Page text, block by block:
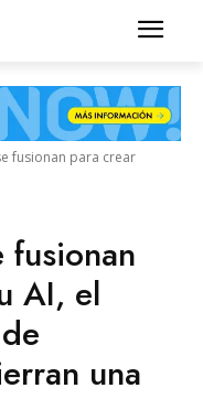
fusionan para crear
fusionan
AI, el
una